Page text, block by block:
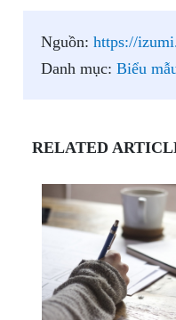
Nguồn: https://
Danh mục: Biểu
RELATED